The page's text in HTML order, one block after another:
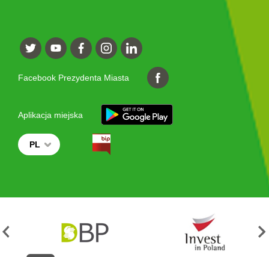
Facebook Prezydenta Miasta
Aplikacja miejska
PL